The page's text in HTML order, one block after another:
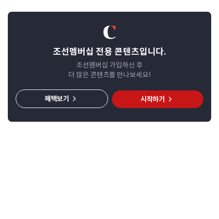
조선멤버십 전용 콘텐츠입니다.
조선멤버십 가입하신 후
더 많은 콘텐츠를 만나보세요!
시작하기
혜택보기